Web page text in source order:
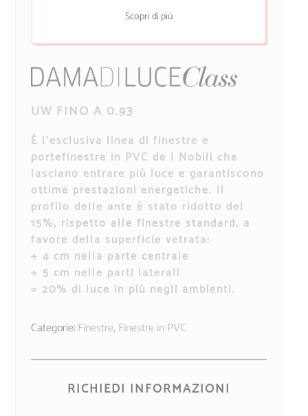
Scopri di più
UW FINO A 0.93
È l’esclusiva linea di finestre e
portefinestre in PVC de I Nobili che
lasciano entrare più luce e garantiscono
ottime prestazioni energetiche. Il
profilo delle ante è stato ridotto del
15%, rispetto alle finestre standard, a
favore della superficie vetrata:
+ 4 cm nella parte centrale
+ 5 cm nelle parti laterali
= 20% di luce in più negli ambienti.
Categorie:Finestre, Finestre in PVC
RICHIEDI INFORMAZIONI